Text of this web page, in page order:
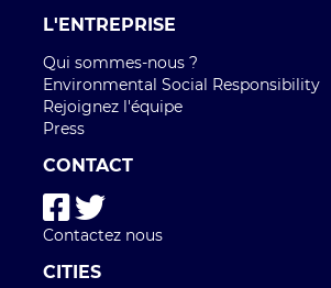
L'ENTREPRISE
Qui sommes-nous ?
Environmental Social Responsibility
Rejoignez l'équipe
Press
CONTACT
Contactez nous
CITIES